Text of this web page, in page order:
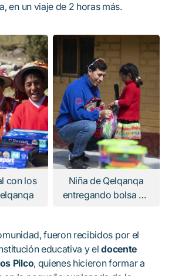
en un viaje de 2 horas más.
con los
Niña de Qelqanqa
entregando bolsa de
fueron recibidos por el
educativa y eldocente
Pilco, quienes hicieron formar a